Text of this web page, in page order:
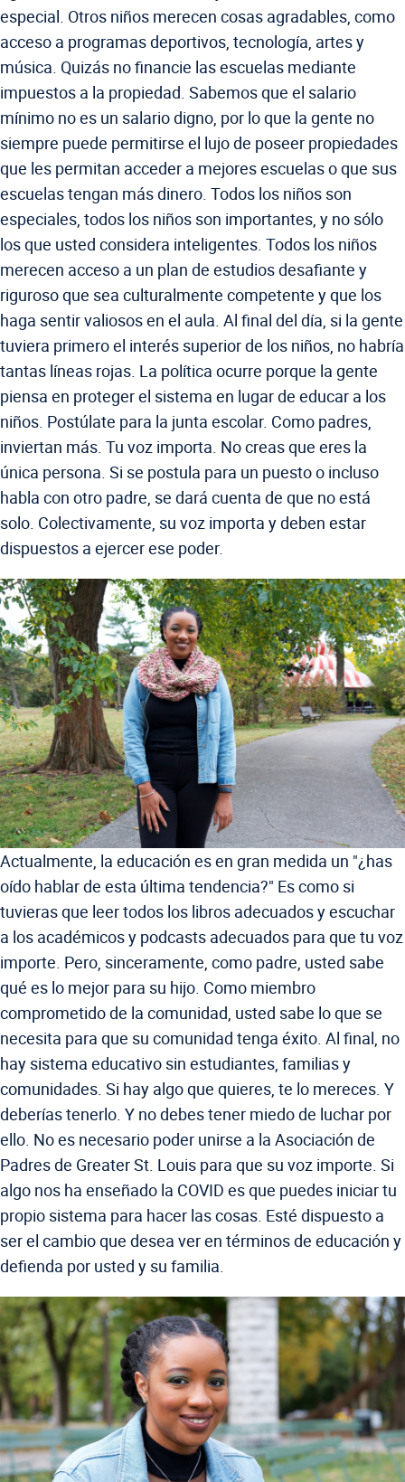
especial. Otros niños merecen cosas agradables, como
acceso a programas deportivos, tecnología, artes y
música. Quizás no financie las escuelas mediante
impuestos a la propiedad. Sabemos que el salario
mínimo no es un salario digno, por lo que la gente no
siempre puede permitirse el lujo de poseer propiedades
que les permitan acceder a mejores escuelas o que sus
escuelas tengan más dinero. Todos los niños son
especiales, todos los niños son importantes, y no sólo
los que usted considera inteligentes. Todos los niños
merecen acceso a un plan de estudios desafiante y
riguroso que sea culturalmente competente y que los
haga sentir valiosos en el aula. Al final del día, si la gente
tuviera primero el interés superior de los niños, no habría
tantas líneas rojas. La política ocurre porque la gente
piensa en proteger el sistema en lugar de educar a los
niños. Postúlate para la junta escolar. Como padres,
inviertan más. Tu voz importa. No creas que eres la
única persona. Si se postula para un puesto o incluso
habla con otro padre, se dará cuenta de que no está
solo. Colectivamente, su voz importa y deben estar
dispuestos a ejercer ese poder.
Actualmente, la educación es en gran medida un "¿has
oído hablar de esta última tendencia?" Es como si
tuvieras que leer todos los libros adecuados y escuchar
a los académicos y podcasts adecuados para que tu voz
importe. Pero, sinceramente, como padre, usted sabe
qué es lo mejor para su hijo. Como miembro
comprometido de la comunidad, usted sabe lo que se
necesita para que su comunidad tenga éxito. Al final, no
hay sistema educativo sin estudiantes, familias y
comunidades. Si hay algo que quieres, te lo mereces. Y
deberías tenerlo. Y no debes tener miedo de luchar por
ello. No es necesario poder unirse a la Asociación de
Padres de Greater St. Louis para que su voz importe. Si
algo nos ha enseñado la COVID es que puedes iniciar tu
propio sistema para hacer las cosas. Esté dispuesto a
ser el cambio que desea ver en términos de educación y
defienda por usted y su familia.